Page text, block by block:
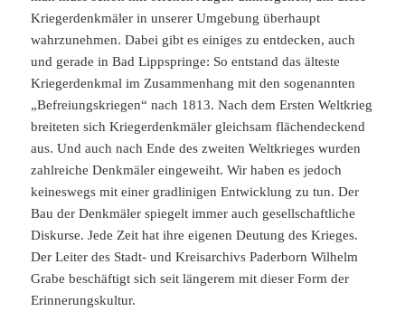
Kriegerdenkmäler in unserer Umgebung überhaupt
wahrzunehmen. Dabei gibt es einiges zu entdecken, auch
und gerade in Bad Lippspringe: So entstand das älteste
Kriegerdenkmal im Zusammenhang mit den sogenannten
„Befreiungskriegen“ nach 1813. Nach dem Ersten Weltkrieg
breiteten sich Kriegerdenkmäler gleichsam flächendeckend
aus. Und auch nach Ende des zweiten Weltkrieges wurden
zahlreiche Denkmäler eingeweiht. Wir haben es jedoch
keineswegs mit einer gradlinigen Entwicklung zu tun. Der
Bau der Denkmäler spiegelt immer auch gesellschaftliche
Diskurse. Jede Zeit hat ihre eigenen Deutung des Krieges.
Der Leiter des Stadt- und Kreisarchivs Paderborn Wilhelm
Grabe beschäftigt sich seit längerem mit dieser Form der
Erinnerungskultur.